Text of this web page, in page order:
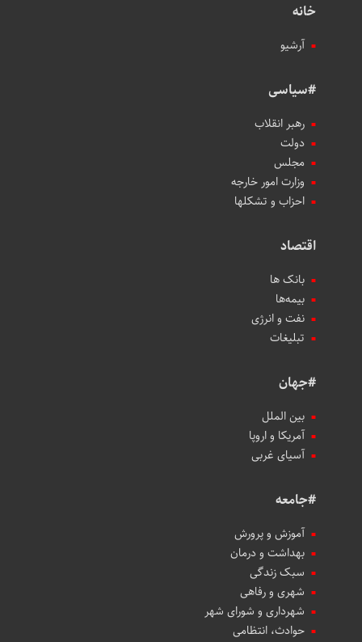
خانه
آرشیو
#سیاسی
رهبر انقلاب
دولت
مجلس
وزارت امور خارجه
احزاب و تشکلها
اقتصاد
بانک ها
بیمه‌ها
نفت و انرژی
تبلیغات
#جهان
بین الملل
آمریکا و اروپا
آسیای غربی
#جامعه
آموزش و پرورش
بهداشت و درمان
سبک زندگی
شهری و رفاهی
شهرداری و شورای شهر
حوادث، انتظامی